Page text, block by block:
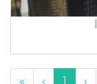
« ‹ 1 ›